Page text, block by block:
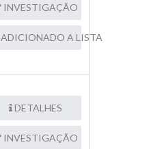
INVESTIGAÇÃO
ADICIONADO A LISTA
DETALHES
INVESTIGAÇÃO